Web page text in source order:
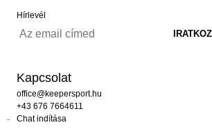
Hírlevél
Kapcsolat
office@keepersport.hu
+43 676 7664611
Chat indítása